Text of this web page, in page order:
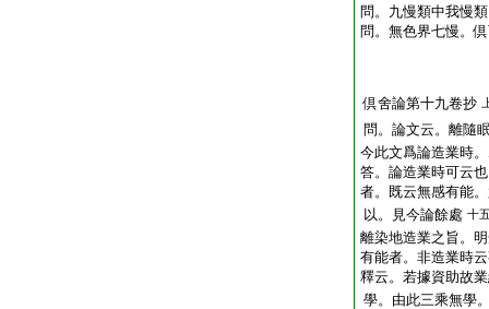
問。九慢類中我慢
問。無色界七慢。
倶舍論第十九卷抄
問。論文云。離隨
今此文爲論造業時
答。論造業時可云也
者。既云無感有能
以。見今論餘處 十
離染地造業之旨。
有能者。非造業時
釋云。若據資助故
學。由此三乘無學